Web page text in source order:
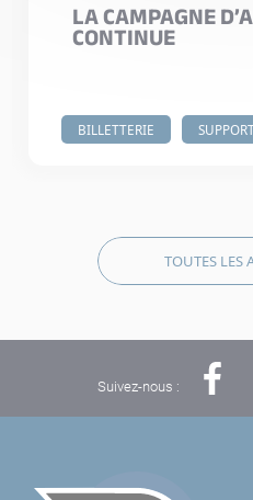
BILLETTERIE
LA CAMPAGNE
CONTINUE
TOUTES LES
Suivez-nous :